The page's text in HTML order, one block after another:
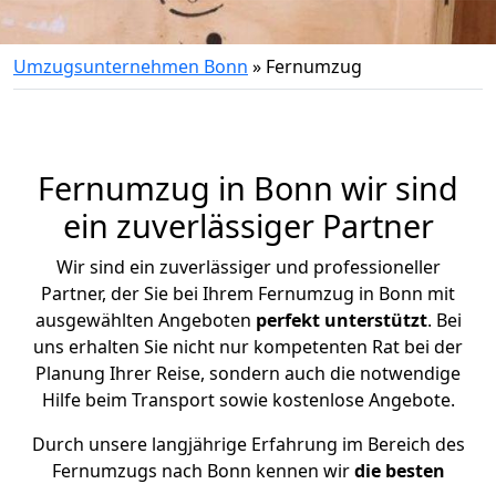
Umzugsunternehmen Bonn » Fernumzug
Fernumzug in Bonn wir sind
ein zuverlässiger Partner
Wir sind ein zuverlässiger und professioneller
Partner, der Sie bei Ihrem Fernumzug in Bonn mit
ausgewählten Angeboten perfekt unterstützt. Bei
uns erhalten Sie nicht nur kompetenten Rat bei der
Planung Ihrer Reise, sondern auch die notwendige
Hilfe beim Transport sowie kostenlose Angebote.
Durch unsere langjährige Erfahrung im Bereich des
Fernumzugs nach Bonn kennen wirdie besten